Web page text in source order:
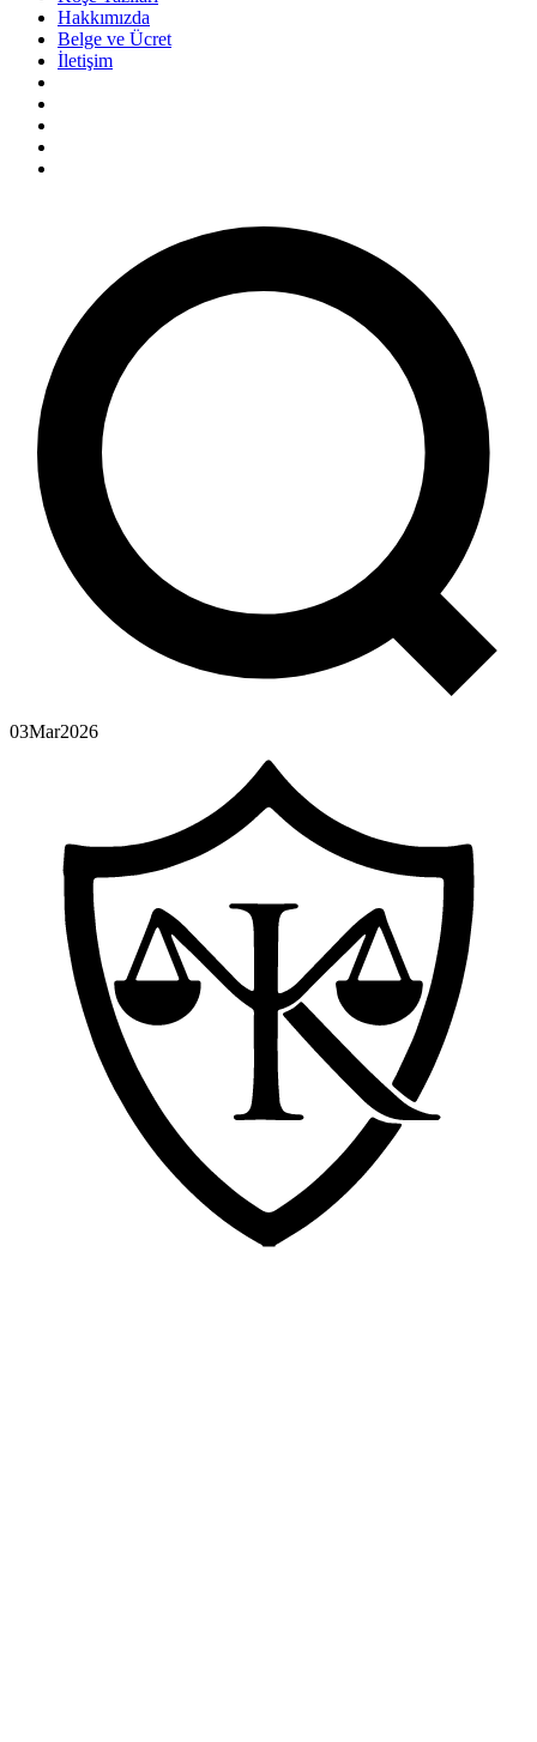
Hakkımızda
Belge ve Ücret
İletişim
03Mar2026